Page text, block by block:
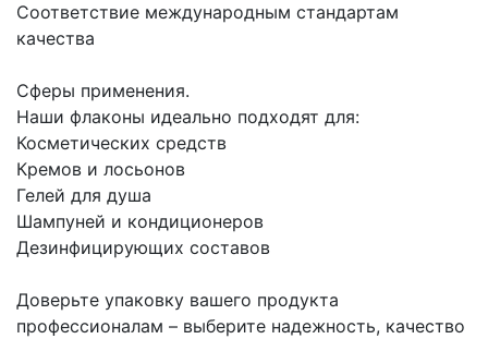
Соответствие международным стандартам
качества
Сферы применения.
Наши флаконы идеально подходят для:
Косметических средств
Кремов и лосьонов
Гелей для душа
Шампуней и кондиционеров
Дезинфицирующих составов
Доверьте упаковку вашего продукта
профессионалам – выберите надежность, качество